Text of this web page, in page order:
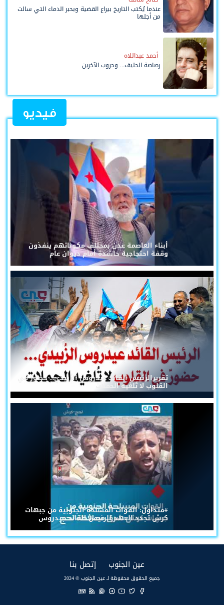
عندما يُكتب التاريخ بيراع القضية وبحبر الدماء التي سالت
من أجلها
أحمد عبداللاه
رصاصة الحليف... وحروب الآخرين
فيديو
أبناء العاصمة عدن بمختلف مكوناتهم ينفذون
وقفة احتجاجية حاشدة أمام ديوان عام
تقريرالرئيس القائد عيدروس الزُبيدي... حضورٌ في
القلوب لا تُلغيه الحملات
#متداول: القوات المسلحة الجنوبية من جبهات
كرش تجدد العهد للرئيس القائد عيدروس
عين الجنوب إتصل بنا
جميع الحقوق محفوظة لـ عين الجنوب © 2024
EN